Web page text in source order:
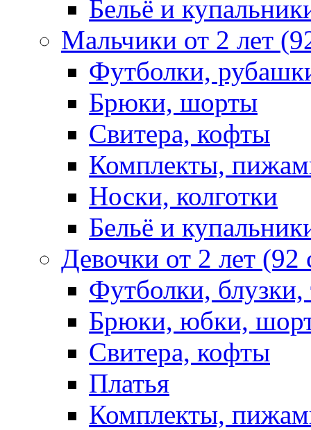
Бельё и
Мальчики от 2 лет
Футболки,
Брюки, шорты
Свитера, кофты
Комплекты,
Носки, колготки
Бельё и
Девочки от 2 лет
Футболки,
Брюки, юбки,
Свитера, кофты
Платья
Комплекты,